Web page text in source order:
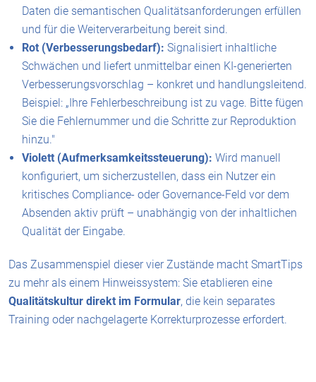
Daten die semantischen Qualitätsanforderungen erfüllen
und für die Weiterverarbeitung bereit sind.
Rot (Verbesserungsbedarf): Signalisiert inhaltliche
Schwächen und liefert unmittelbar einen KI-generierten
Verbesserungsvorschlag – konkret und handlungsleitend.
Beispiel: „Ihre Fehlerbeschreibung ist zu vage. Bitte fügen
Sie die Fehlernummer und die Schritte zur Reproduktion
hinzu."
Violett (Aufmerksamkeitssteuerung): Wird manuell
konfiguriert, um sicherzustellen, dass ein Nutzer ein
kritisches Compliance- oder Governance-Feld vor dem
Absenden aktiv prüft – unabhängig von der inhaltlichen
Qualität der Eingabe.
Das Zusammenspiel dieser vier Zustände macht SmartTips
zu mehr als einem Hinweissystem: Sie etablieren eine
Qualitätskultur direkt im Formular, die kein separates
Training oder nachgelagerte Korrekturprozesse erfordert.